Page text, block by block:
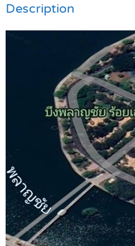
Description